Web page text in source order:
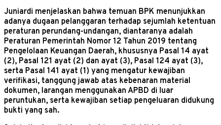
Juniardi menjelaskan bahwa temuan BPK menunjukkan
adanya dugaan pelanggaran terhadap sejumlah ketentuan
peraturan perundang-undangan, diantaranya adalah
Peraturan Pemerintah Nomor 12 Tahun 2019 tentang
Pengelolaan Keuangan Daerah, khususnya Pasal 14 ayat
(2), Pasal 121 ayat (2) dan ayat (3), Pasal 124 ayat (3),
serta Pasal 141 ayat (1) yang mengatur kewajiban
verifikasi, tanggung jawab atas kebenaran material
dokumen, larangan menggunakan APBD di luar
peruntukan, serta kewajiban setiap pengeluaran didukung
bukti yang sah.